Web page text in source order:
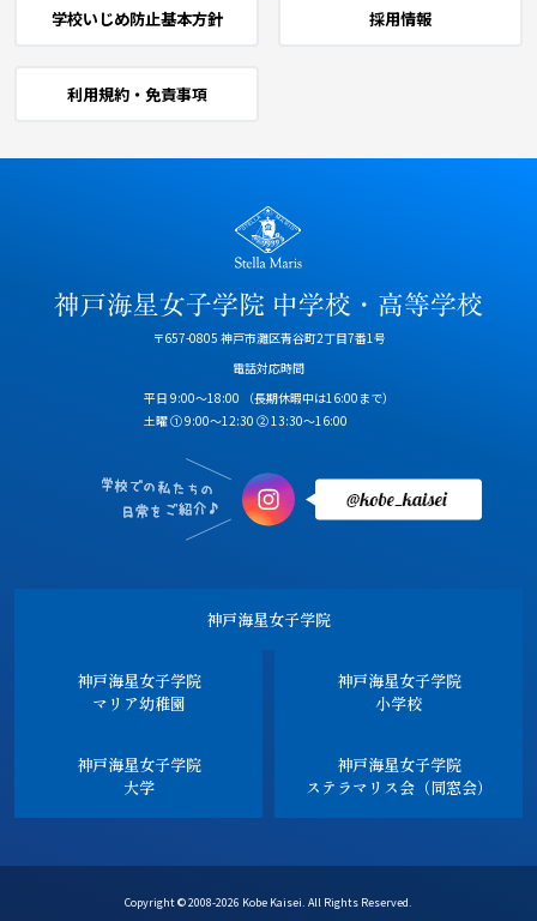
学校いじめ防止基本方針 採用情報
利用規約・免責事項
〒657-0805 神戸市灘区青谷町2丁目7番1号
電話対応時間
平日 9:00～18:00
（長期休暇中は16:00まで）
土曜 ① 9:00～12:30 ② 13:30～16:00
神戸海星女子学院
神戸海星女子学院
マリア幼稚園
神戸海星女子学院
小学校
神戸海星女子学院
大学
神戸海星女子学院
ステラマリス会（同窓会）
Copyright © 2008-2026 Kobe Kaisei. All Rights Reserved.